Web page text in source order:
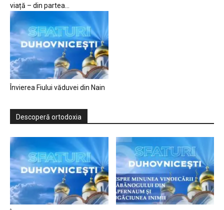
viață – din partea...
Învierea Fiului văduvei din Nain
Descoperă ortodoxia